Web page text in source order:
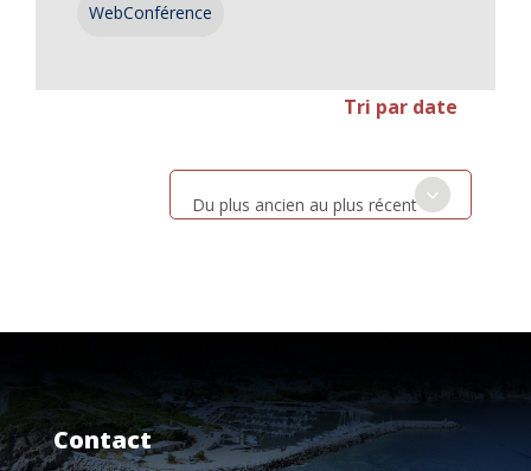
WebConférence
Tri par date
Du plus ancien au plus récent
Contact